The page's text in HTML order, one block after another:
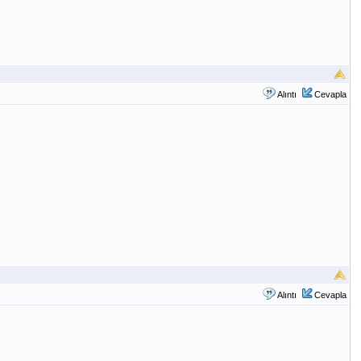
Alıntı Cevapla
Alıntı Cevapla